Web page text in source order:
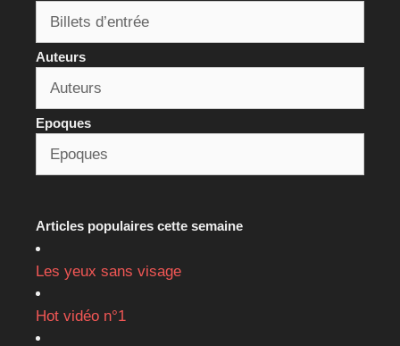
Auteurs
Epoques
Articles populaires cette semaine
Les yeux sans visage
Hot vidéo n°1